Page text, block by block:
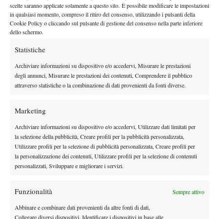
scelte saranno applicate solamente a questo sito. È possibile modificare le impostazioni
in qualsiasi momento, compreso il ritiro del consenso, utilizzando i pulsanti della
Cookie Policy o cliccando sul pulsante di gestione del consenso nella parte inferiore
dello schermo.
Statistiche
Archiviare informazioni su dispositivo e/o accedervi, Misurare le prestazioni
degli annunci, Misurare le prestazioni dei contenuti, Comprendere il pubblico
attraverso statistiche o la combinazione di dati provenienti da fonti diverse.
Marketing
Archiviare informazioni su dispositivo e/o accedervi, Utilizzare dati limitati per
la selezione della pubblicità, Creare profili per la pubblicità personalizzata,
Utilizzare profili per la selezione di pubblicità personalizzata, Creare profili per
la personalizzazione dei contenuti, Utilizzare profili per la selezione di contenuti
personalizzati, Sviluppare e migliorare i servizi.
Funzionalità Sempre attivo
Abbinare e combinare dati provenienti da altre fonti di dati,
Collegare diversi dispositivi, Identificare i dispositivi in base alle
governare maggiormente i ritmi e tempi di gioco(uscendo così
dallo stereotipo della splendida produttrice ma un po’
monodimensionale),
e soprattutto inserire quei cambi di ritmo
Come c’è riuscita? Inserendo tante piccole novità nei colpi e
quindi, una volta messi a regime, nella tattica.
L’aspetto più evidente di questa evoluzione è il dritto, un colpo
che ha cambiato notevolmente rispetto ai primi anni di
ampio ma senza esagerare, senza perdere il suo istinto
naturale per il timing; lavora di più col polso, con una posizione
d’impatto più frontale per caricare di più e con una chiusura più
alta. Questa crescita è stata assistita anche da un importante
lavoro sui piedi, sulla posizione con cui aggredisce la palla, con
conferendo peso, equilibrio e sicurezza.
Molti tennisti quando
equilibrio; lei è stata brava a lavorarci nel tempo, senza